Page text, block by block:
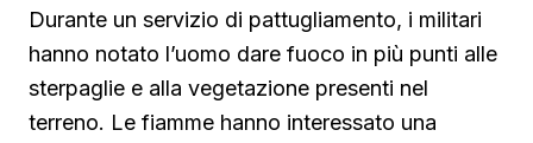
Durante un servizio di pattugliamento, i militari
hanno notato l’uomo dare fuoco in più punti alle
sterpaglie e alla vegetazione presenti nel
terreno. Le fiamme hanno interessato una